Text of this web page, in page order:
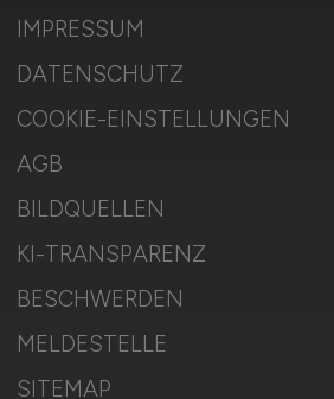
IMPRESSUM
DATENSCHUTZ
COOKIE-EINSTELLUNGEN
AGB
BILDQUELLEN
KI-TRANSPARENZ
BESCHWERDEN
MELDESTELLE
SITEMAP